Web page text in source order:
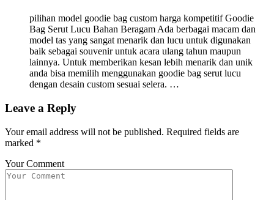
pilihan model goodie bag custom harga kompetitif Goodie
Bag Serut Lucu Bahan Beragam Ada berbagai macam dan
model tas yang sangat menarik dan lucu untuk digunakan
baik sebagai souvenir untuk acara ulang tahun maupun
lainnya. Untuk memberikan kesan lebih menarik dan unik
anda bisa memilih menggunakan goodie bag serut lucu
dengan desain custom sesuai selera. …
Leave a Reply
Your email address will not be published. Required fields are
marked *
Your Comment